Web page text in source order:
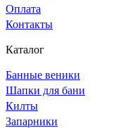
Оплата
Контакты
Каталог
Банные веники
Шапки для бани
Килты
Запарники